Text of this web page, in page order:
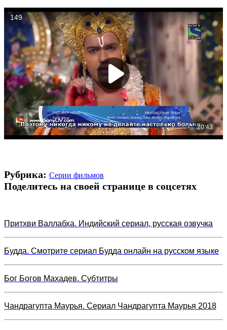
Рубрика: Серии фильмов
Поделитесь на своей странице в соцсетях
Притхви Валлабха. Индийский сериал, русская озвучка
Будда. Смотрите сериал Будда онлайн на русском языке
Бог Богов Махадев. Субтитры
Чандрагупта Маурья. Сериал Чандрагупта Маурья 2018